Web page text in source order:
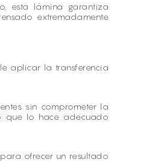
esta lámina garantiza
extremadamente
aplicar la transferencia
sin comprometer la
que lo hace adecuado
ofrecer un resultado